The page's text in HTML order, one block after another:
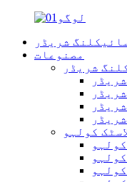
شریڈر
مصنوعات
شریڈر
کولہو